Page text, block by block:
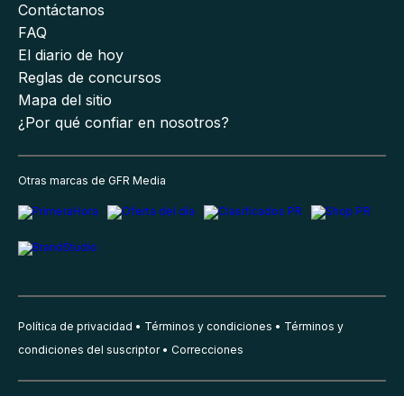
Contáctanos
FAQ
El diario de hoy
Reglas de concursos
Mapa del sitio
¿Por qué confiar en nosotros?
Otras marcas de GFR Media
Política de privacidad Términos y condiciones
Términos y
condiciones del suscriptor
Correcciones